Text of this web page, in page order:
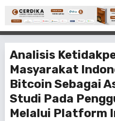
Analisis
Masyarakat
Bitcoin Sebagai
Studi Pada
Melalui Platform